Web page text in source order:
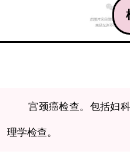
宫颈癌检查。包括妇
理学检查。